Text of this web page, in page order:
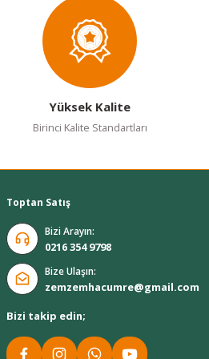
Yüksek Kalite
Birinci Kalite Standartları
Toptan Satış
Bizi Arayın:
0216 354 9798
Bize Ulaşın:
zemzemhacumre@gmail.com
Bizi takip edin;